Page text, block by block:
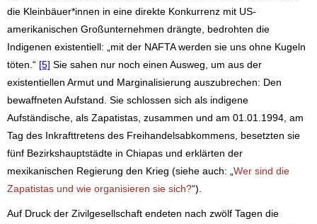
die Kleinbäuer*innen in eine direkte Konkurrenz mit US-
amerikanischen Großunternehmen drängte, bedrohten die
Indigenen existentiell: „mit der NAFTA werden sie uns ohne Kugeln
töten.“ [5] Sie sahen nur noch einen Ausweg, um aus der
existentiellen Armut und Marginalisierung auszubrechen: Den
bewaffneten Aufstand. Sie schlossen sich als indigene
Aufständische, als Zapatistas, zusammen und am 01.01.1994, am
Tag des Inkrafttretens des Freihandelsabkommens, besetzten sie
fünf Bezirkshauptstädte in Chiapas und erklärten der
mexikanischen Regierung den Krieg (siehe auch: „ Wer sind die
Zapatistas und wie organisieren sie sich?“).
Auf Druck der Zivilgesellschaft endeten nach zwölf Tagen die